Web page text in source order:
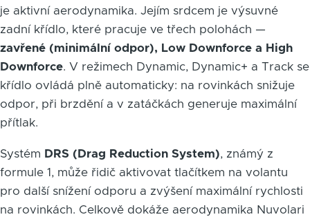
je aktivní aerodynamika. Jejím srdcem je výsuvné
zadní křídlo, které pracuje ve třech polohách —
zavřené (minimální odpor), Low Downforce a High
Downforce. V režimech Dynamic, Dynamic+ a Track se
křídlo ovládá plně automaticky: na rovinkách snižuje
odpor, při brzdění a v zatáčkách generuje maximální
přítlak.
Systém DRS (Drag Reduction System), známý z
formule 1, může řidič aktivovat tlačítkem na volantu
pro další snížení odporu a zvýšení maximální rychlosti
na rovinkách. Celkově dokáže aerodynamika Nuvolari